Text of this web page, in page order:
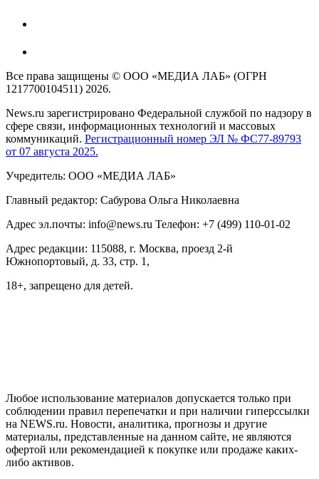
Все права защищены © ООО «МЕДИА ЛАБ» (ОГРН
1217700104511) 2026.
News.ru зарегистрировано Федеральной службой по надзору в
сфере связи, информационных технологий и массовых
коммуникаций. Регистрационный номер ЭЛ № ФС77-89793
от 07 августа 2025.
Учредитель: ООО «МЕДИА ЛАБ»
Главный редактор: Сабурова Ольга Николаевна
Адрес эл.почты: info@news.ru Телефон: +7 (499) 110-01-02
Адрес редакции: 115088, г. Москва, проезд 2-й
Южнопортовый, д. 33, стр. 1,
18+, запрещено для детей.
Любое использование материалов допускается только при
соблюдении правил перепечатки и при наличии гиперссылки
на NEWS.ru. Новости, аналитика, прогнозы и другие
материалы, представленные на данном сайте, не являются
офертой или рекомендацией к покупке или продаже каких-
либо активов.